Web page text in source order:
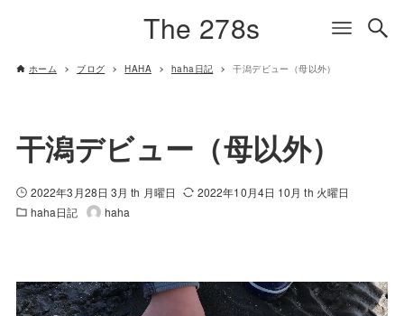
The 278s
ホーム ブログ HAHA haha日記 干潟デビュー（母以外）
干潟デビュー（母以外）
2022年3月28日 3月 th 月曜日
2022年10月4日 10月 th 火曜日
haha日記
haha